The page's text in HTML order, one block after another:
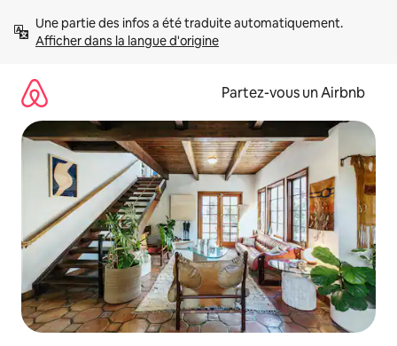
directement
Afficher dans la langue d'origine
Partez-vous un Airbnb